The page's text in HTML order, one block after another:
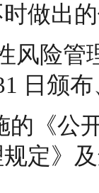
做出
日颁
的《公
定》